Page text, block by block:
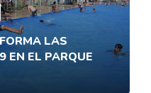
LAS
EN EL PARQUE